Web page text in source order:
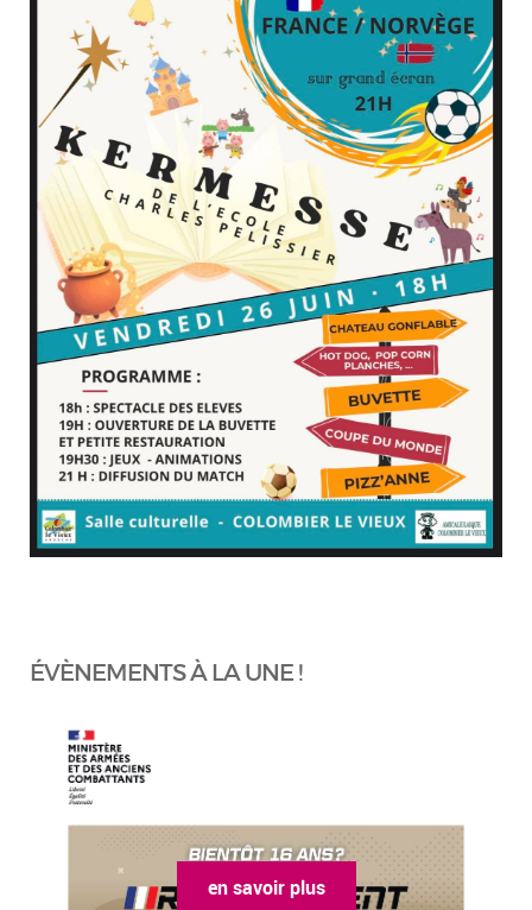
ÉVÈNEMENTS À LA UNE !
en savoir plus